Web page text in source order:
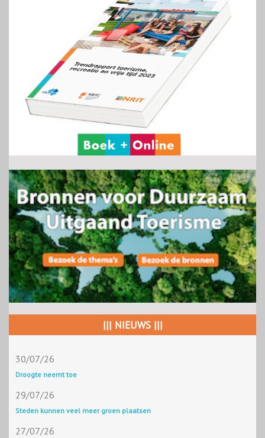
||| NIEUWS |||
30/07/26
Droogte neemt toe
29/07/26
Steden kunnen veel meer groen plaatsen
27/07/26